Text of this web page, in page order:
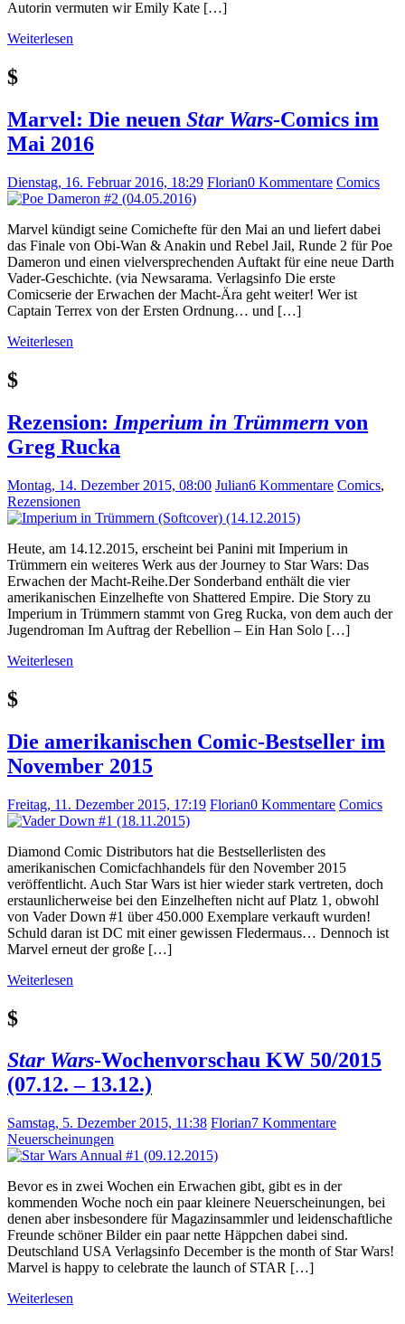
Autorin vermuten wir Emily Kate […]
Weiterlesen
$
Marvel: Die neuen Star Wars-Comics im
Mai 2016
Dienstag, 16. Februar 2016, 18:29 Florian0 Kommentare Comics
Marvel kündigt seine Comichefte für den Mai an und liefert dabei
das Finale von Obi-Wan & Anakin und Rebel Jail, Runde 2 für Poe
Dameron und einen vielversprechenden Auftakt für eine neue Darth
Vader-Geschichte. (via Newsarama. Verlagsinfo Die erste
Comicserie der Erwachen der Macht-Ära geht weiter! Wer ist
Captain Terrex von der Ersten Ordnung… und […]
Weiterlesen
$
Rezension: Imperium in Trümmern von
Greg Rucka
Montag, 14. Dezember 2015, 08:00 Julian6 Kommentare Comics,
Rezensionen
Heute, am 14.12.2015, erscheint bei Panini mit Imperium in
Trümmern ein weiteres Werk aus der Journey to Star Wars: Das
Erwachen der Macht-Reihe.Der Sonderband enthält die vier
amerikanischen Einzelhefte von Shattered Empire. Die Story zu
Imperium in Trümmern stammt von Greg Rucka, von dem auch der
Jugendroman Im Auftrag der Rebellion – Ein Han Solo […]
Weiterlesen
$
Die amerikanischen Comic-Bestseller im
November 2015
Freitag, 11. Dezember 2015, 17:19 Florian0 Kommentare Comics
Diamond Comic Distributors hat die Bestsellerlisten des
amerikanischen Comicfachhandels für den November 2015
veröffentlicht. Auch Star Wars ist hier wieder stark vertreten, doch
erstaunlicherweise bei den Einzelheften nicht auf Platz 1, obwohl
von Vader Down #1 über 450.000 Exemplare verkauft wurden!
Schuld daran ist DC mit einer gewissen Fledermaus… Dennoch ist
Marvel erneut der große […]
Weiterlesen
$
Star Wars-Wochenvorschau KW 50/2015
(07.12. – 13.12.)
Samstag, 5. Dezember 2015, 11:38 Florian7 Kommentare
Neuerscheinungen
Bevor es in zwei Wochen ein Erwachen gibt, gibt es in der
kommenden Woche noch ein paar kleinere Neuerscheinungen, bei
denen aber insbesondere für Magazinsammler und leidenschaftliche
Freunde schöner Bilder ein paar nette Häppchen dabei sind.
Deutschland USA Verlagsinfo December is the month of Star Wars!
Marvel is happy to celebrate the launch of STAR […]
Weiterlesen